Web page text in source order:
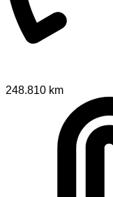
248.810 km